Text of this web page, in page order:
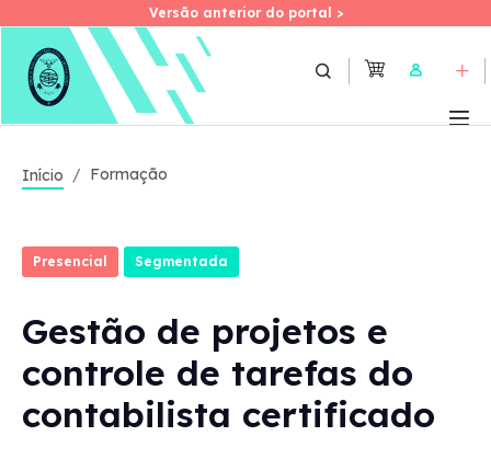
Skip
Versão anterior do portal >
Versão anterior do portal >
User
Início Formação
Presencial Segmentada
Gestão de projetos e
controle de tarefas do
contabilista certificado